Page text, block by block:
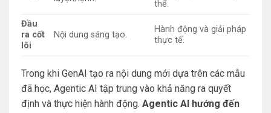
thể.
Đầu
ra cốt
lõi
Nội dung sáng tạo.
Hành động và giải pháp
thực tế.
Trong khi GenAI tạo ra nội dung mới dựa trên các mẫu
đã học, Agentic AI tập trung vào khả năng ra quyết
định và thực hiện hành động. Agentic AI hướng đến